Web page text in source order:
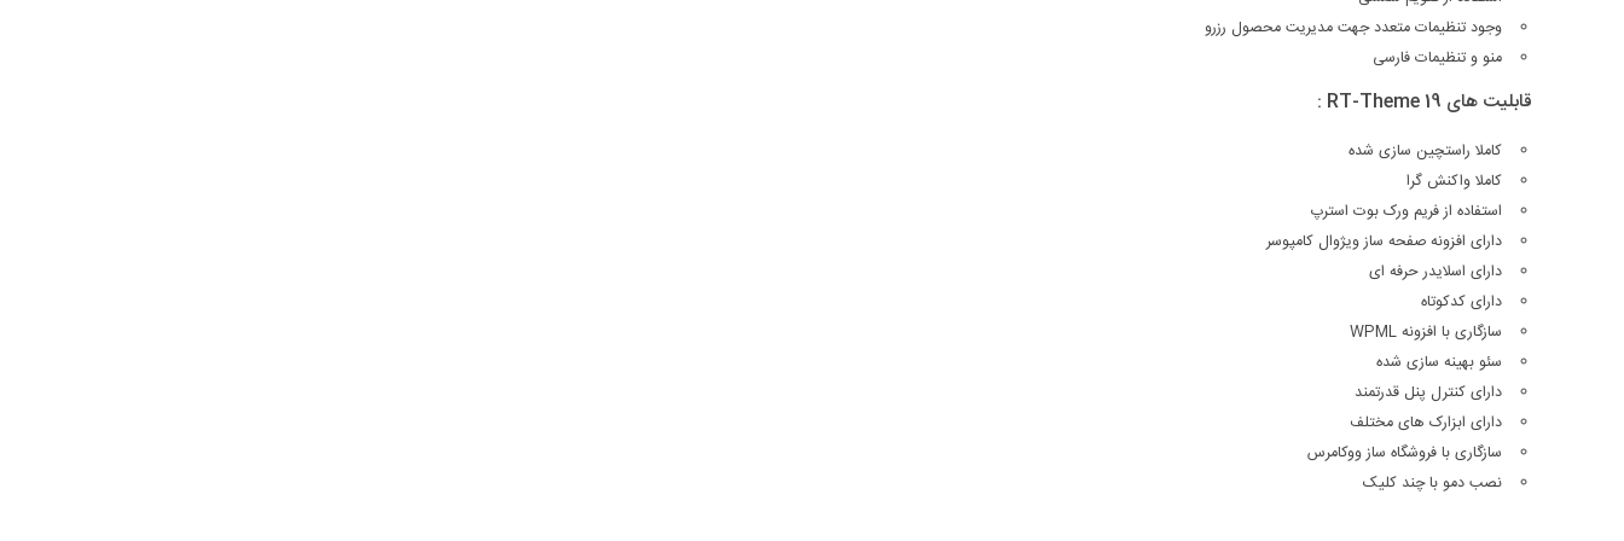
وجود تنظیمات متعدد جهت مدیریت محصول رزرو
منو و تنظیمات فارسی
قابلیت های RT-Theme 19 :
کاملا راستچین سازی شده
کاملا واکنش گرا
استفاده از فریم ورک بوت استرپ
دارای افزونه صفحه ساز ویژوال کامپوسر
دارای اسلایدر حرفه ای
دارای کدکوتاه
سازگاری با افزونه WPML
سئو بهینه سازی شده
دارای کنترل پنل قدرتمند
دارای ابزارک های مختلف
سازگاری با فروشگاه ساز ووکامرس
نصب دمو با چند کلیک